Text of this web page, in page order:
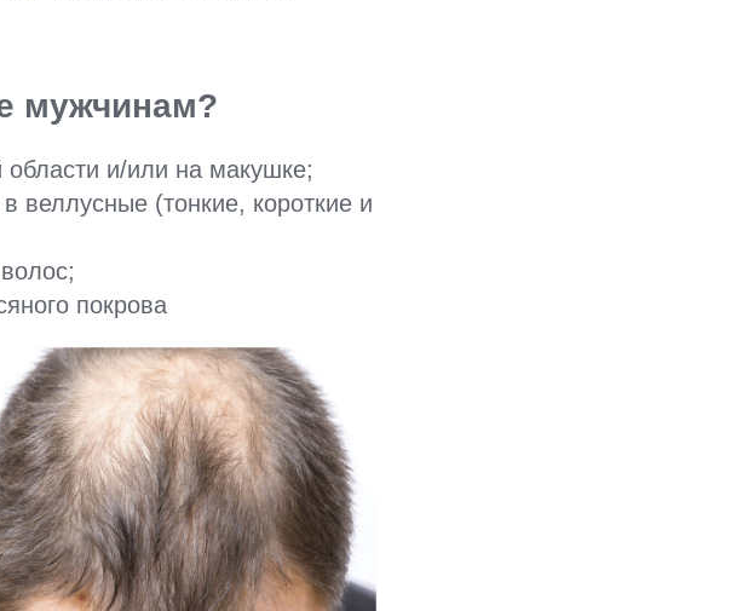
мужчинам?
и/или на макушке;
веллусные (тонкие, короткие и
покрова